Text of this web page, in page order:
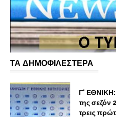
ΤΑ ΔΗΜΟΦΙΛΕΣΤΕΡΑ
Γ'
της σεζόν
τρεις